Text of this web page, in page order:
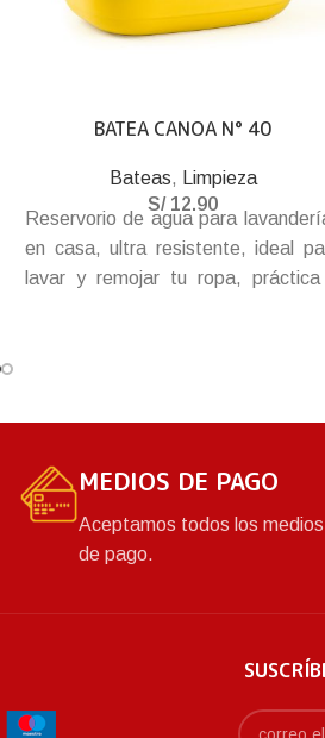
BATEA CANOA N° 40
Bateas,
Limpieza
S/12.90
Reservorio de agua para
en casa, ultra resistente, ideal
lavar y remojar tu ropa,
MEDIOS DE PAGO
Aceptamos todos los medios
de pago.